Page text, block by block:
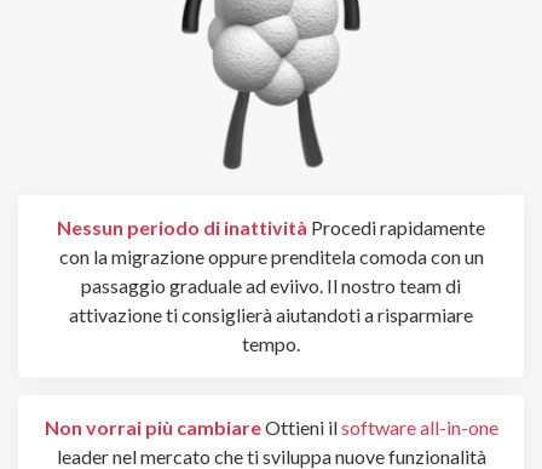
Nessun periodo di inattività Procedi rapidamente
con la migrazione oppure prenditela comoda con un
passaggio graduale ad eviivo. Il nostro team di
attivazione ti consiglierà aiutandoti a risparmiare
tempo.
Non vorrai più cambiareOttieni ilsoftware all-in-one
leader nel mercato che ti sviluppa nuove funzionalità